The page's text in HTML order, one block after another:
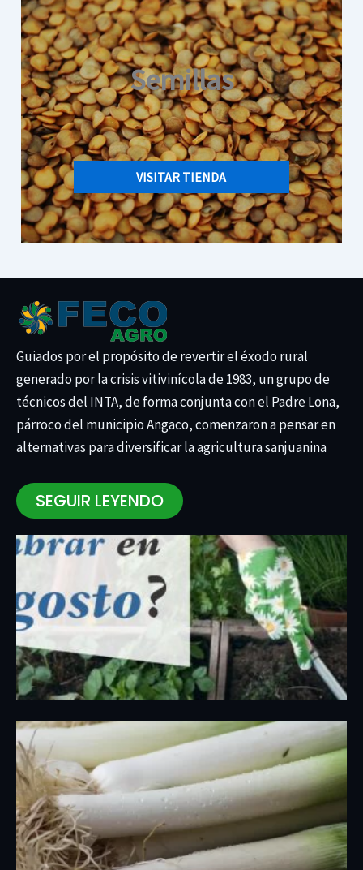
Semillas
VISITAR TIENDA
Guiados por el propósito de revertir el éxodo rural
generado por la crisis vitivinícola de 1983, un grupo de
técnicos del INTA, de forma conjunta con el Padre Lona,
párroco del municipio Angaco, comenzaron a pensar en
alternativas para diversificar la agricultura sanjuanina
SEGUIR LEYENDO